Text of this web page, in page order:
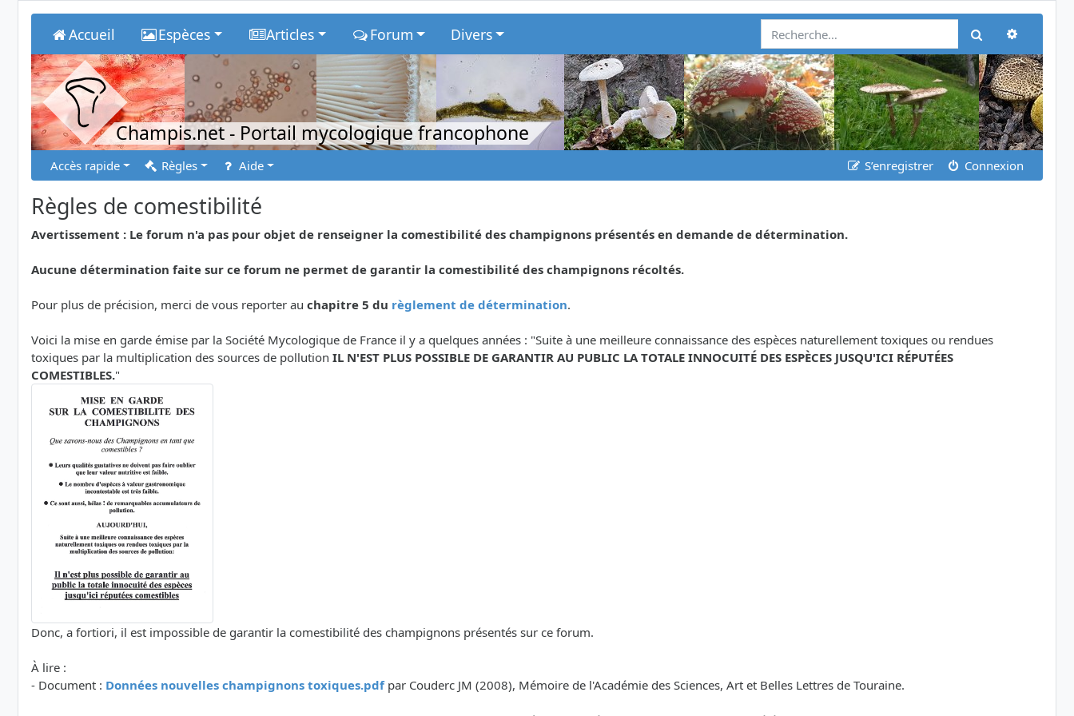
Accueil Espèces Articles Forum Divers Rechercher
Champis.net- Portail mycologique francophone
Accès rapide Règles Aide S’enregistrer Connexion
Règles de comestibilité
Avertissement : Le forum n'a pas pour objet de renseigner la comestibilité des champignons présentés en demande de détermination.
Aucune détermination faite sur ce forum ne permet de garantir la comestibilité des champignons récoltés.
Pour plus de précision, merci de vous reporter au chapitre 5 du règlement de détermination.
Voici la mise en garde émise par la Société Mycologique de France il y a quelques années : "Suite à une meilleure connaissance des espèces naturellement toxiques ou rendues
toxiques par la multiplication des sources de pollution IL N'EST PLUS POSSIBLE DE GARANTIR AU PUBLIC LA TOTALE INNOCUITÉ DES ESPÈCES JUSQU'ICI RÉPUTÉES
COMESTIBLES."
Donc, a fortiori, il est impossible de garantir la comestibilité des champignons présentés sur ce forum.
À lire :
- Document : Données nouvelles champignons toxiques.pdfpar Couderc JM (2008), Mémoire de l'Académie des Sciences, Art et Belles Lettres de Touraine.